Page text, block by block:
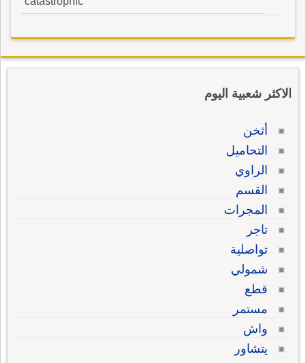
الاكثر شعبية اليوم
أثخن
التحاميل
الراوي
القسم
المجرات
تاجر
تواصلية
شمولي
قطع
مستمر
واش
يتشاور